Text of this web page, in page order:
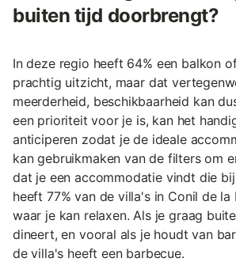
buiten tijd doorbrengt?
In deze regio heeft 64% een balkon
prachtig uitzicht, maar dat
meerderheid, beschikbaarheid kan
een prioriteit voor je is, kan het
anticiperen zodat je de ideale
kan gebruikmaken van de filters om
dat je een accommodatie vindt die
heeft 77% van de villa's in Conil de la
waar je kan relaxen. Als je graag
dineert, en vooral als je houdt van
de villa's heeft een barbecue.